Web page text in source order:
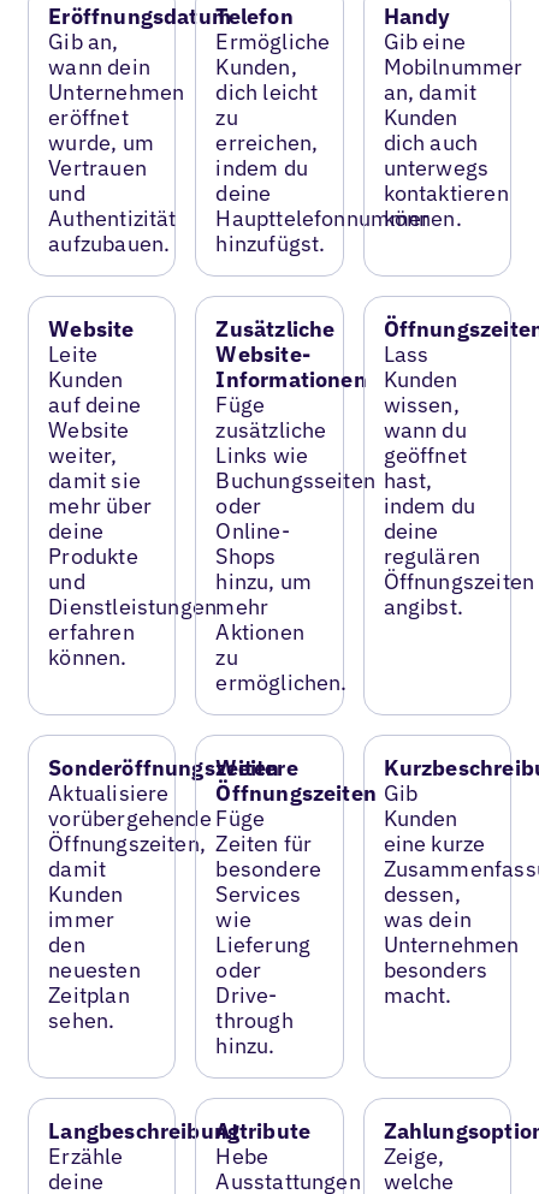
Eröffnungsdatum
Gib an,
wann dein
Unternehmen
eröffnet
wurde, um
Vertrauen
und
Authentizität
aufzubauen.
Telefon
Ermögliche
Kunden,
dich leicht
zu
erreichen,
indem du
deine
Haupttelefonnummer
hinzufügst.
Handy
Gib eine
Mobilnummer
an, damit
Kunden
dich auch
unterwegs
kontaktieren
können.
Website
Leite
Kunden
auf deine
Website
weiter,
damit sie
mehr über
deine
Produkte
und
Dienstleistungen
erfahren
können.
Zusätzliche
Website-
Informationen
Füge
zusätzliche
Links wie
Buchungsseiten
oder
Online-
Shops
hinzu, um
mehr
Aktionen
zu
ermöglichen.
Lass
Kunden
wissen,
wann du
geöffnet
hast,
indem du
deine
regulären
Öffnungszeiten
angibst.
Sonderöffnungszeiten
Aktualisiere
vorübergehende
Öffnungszeiten,
damit
Kunden
immer
den
neuesten
Zeitplan
sehen.
Weitere
Öffnungszeiten
Füge
Zeiten für
besondere
Services
wie
Lieferung
oder
Drive-
through
hinzu.
Gib
Kunden
eine kurze
dessen,
was dein
Unternehmen
besonders
macht.
Langbeschreibung
Erzähle
deine
Attribute
Hebe
Ausstattungen
Zeige,
welche